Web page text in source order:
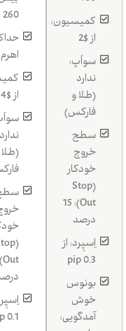
کمیسیون:
از $2
سواَپ:
ندارد
(طلا و
فارکس)
سطح
خروج
خودکار
(Stop
Out): 15
درصد
اِسپِرد: از
0.3 pip
بونوس
خوش
آمدگویی:
260
اهرم:
از $4
ندارد
0.1 pip